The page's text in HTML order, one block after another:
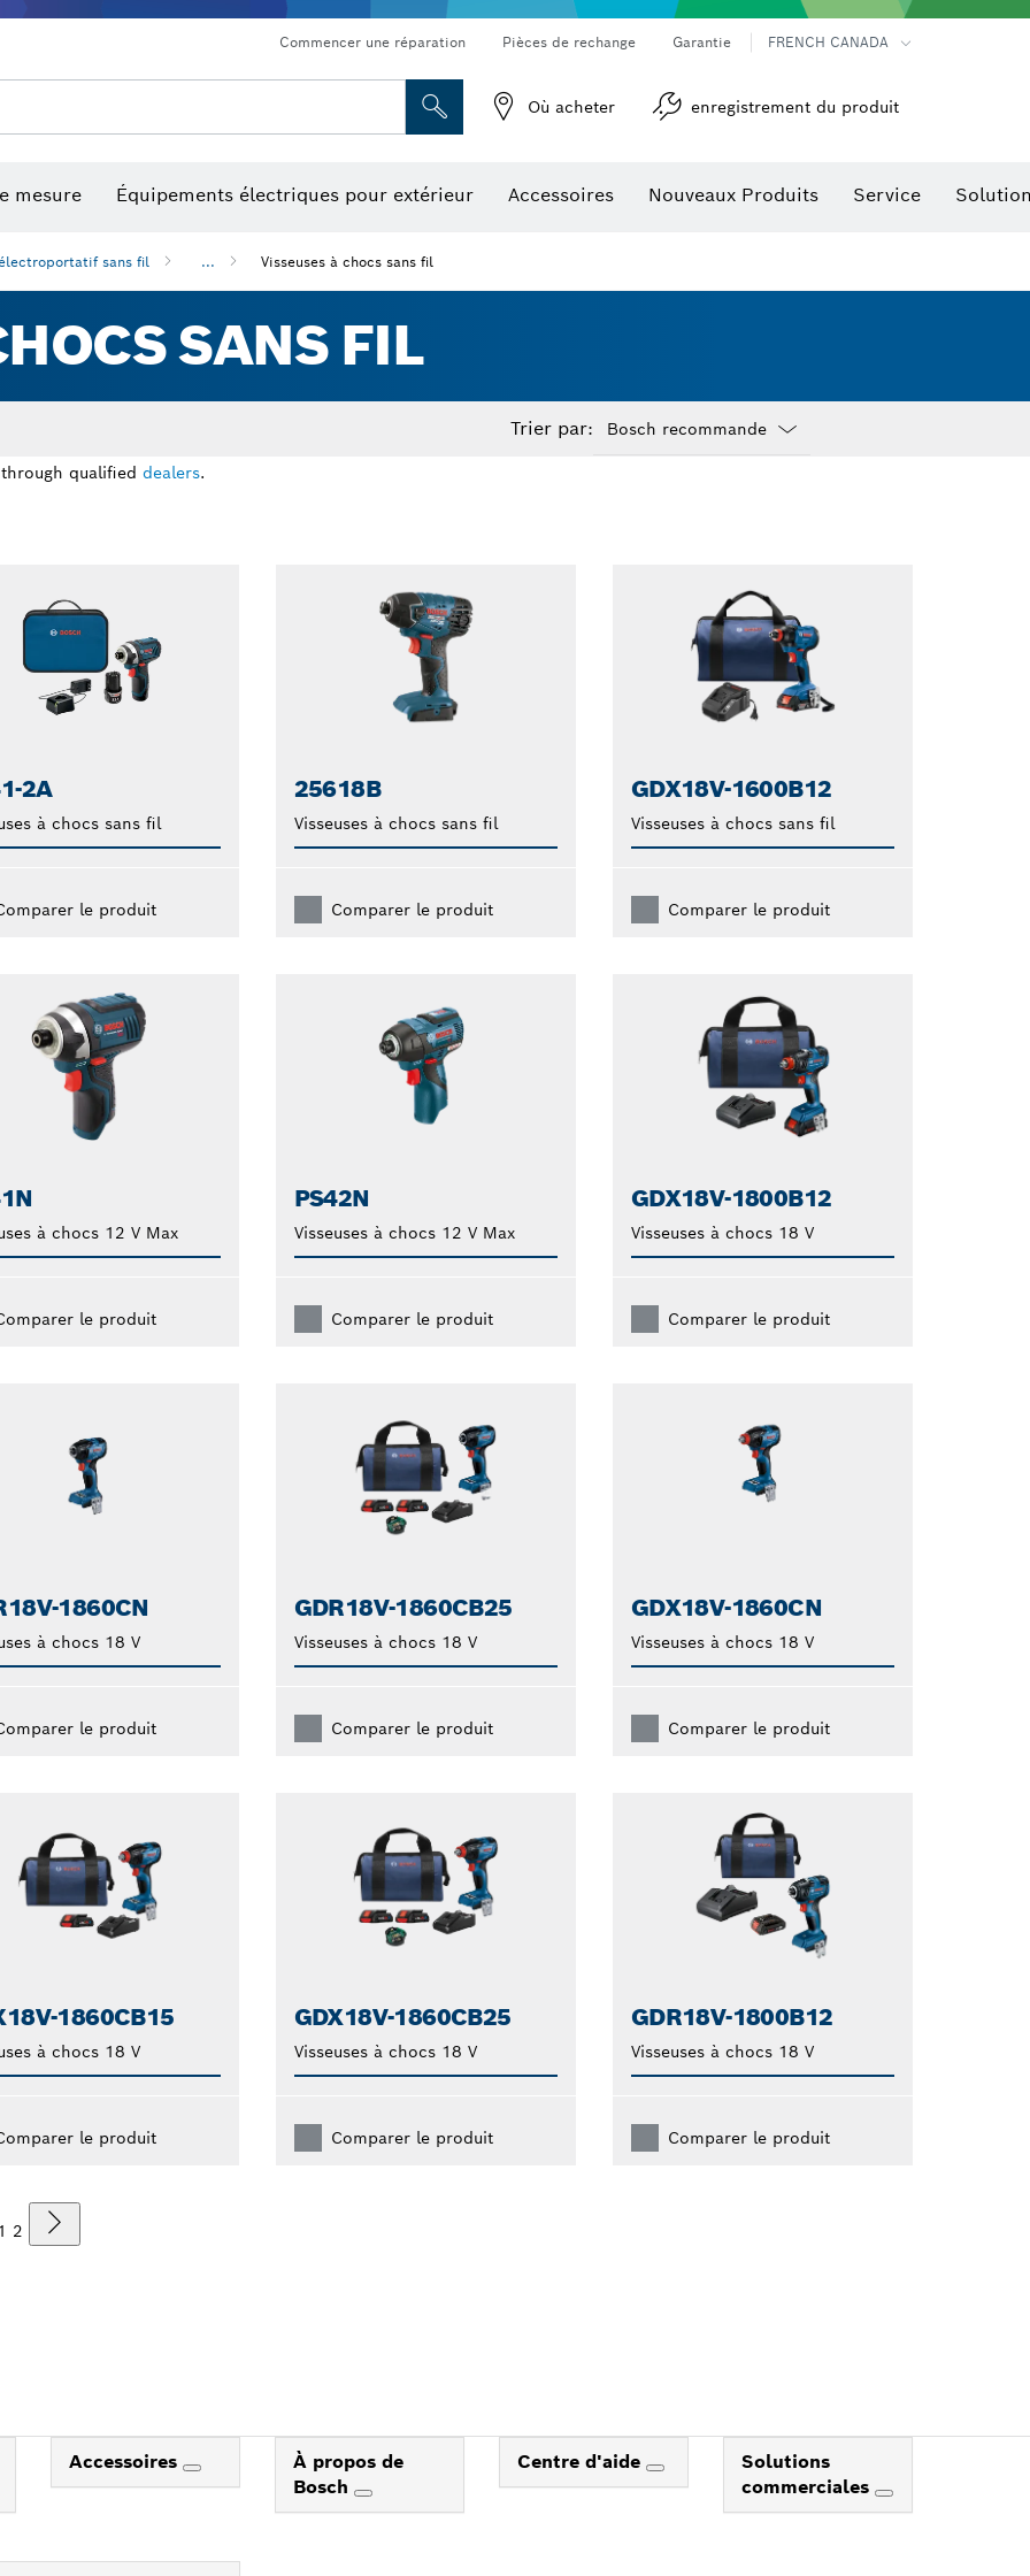
Commencer une réparation Pièces de rechange Garantie FRENCH CANADA
Où acheter enregistrement du produit
mesure Équipements électriques pour extérieur Accessoires Nouveaux Produits Service
sans fil ... Visseuses à chocs sans fil
SANS FIL
Trier par:
qualified dealers.
2A
à chocs sans fil
le produit
25618B
Visseuses à chocs sans fil
Comparer le produit
GDX18V-1600B12
Visseuses à chocs sans fil
Comparer le produit
à chocs 12 V Max
le produit
PS42N
Visseuses à chocs 12 V Max
Comparer le produit
GDX18V-1800B12
Visseuses à chocs 18 V
Comparer le produit
1860CN
à chocs 18 V
le produit
GDR18V-1860CB25
Visseuses à chocs 18 V
Comparer le produit
GDX18V-1860CN
Visseuses à chocs 18 V
Comparer le produit
1860CB15
à chocs 18 V
le produit
GDX18V-1860CB25
Visseuses à chocs 18 V
Comparer le produit
GDR18V-1800B12
Visseuses à chocs 18 V
Comparer le produit
2
Accessoires
À propos de
Bosch
Centre d'aide
Solutions
commerciales